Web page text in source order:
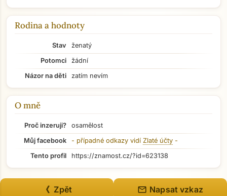
Přejít na hlavní obsah
Rodina a hodnoty
Stav
ženatý
Potomci
žádní
Názor na děti
zatím nevím
O mně
Proč inzeruji?
osamělost
Můj facebook
- případné odkazy vidí Zlaté účty -
Tento profil
https://znamost.cz/?id=623138
《 Zpět mail Napsat vzkaz